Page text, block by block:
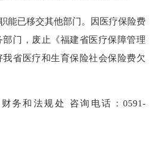
能已移交其他部门。因医疗保险费
门，废止《福建省医疗保障管理
省医疗和生育保险社会保险费欠
务和法规处 咨询电话：0591-